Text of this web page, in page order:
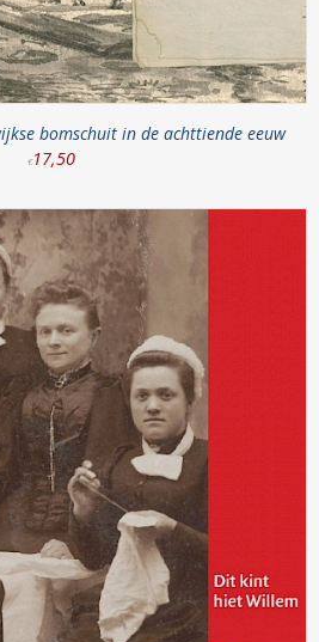
bomschuit in de achttiende eeuw
€17,50